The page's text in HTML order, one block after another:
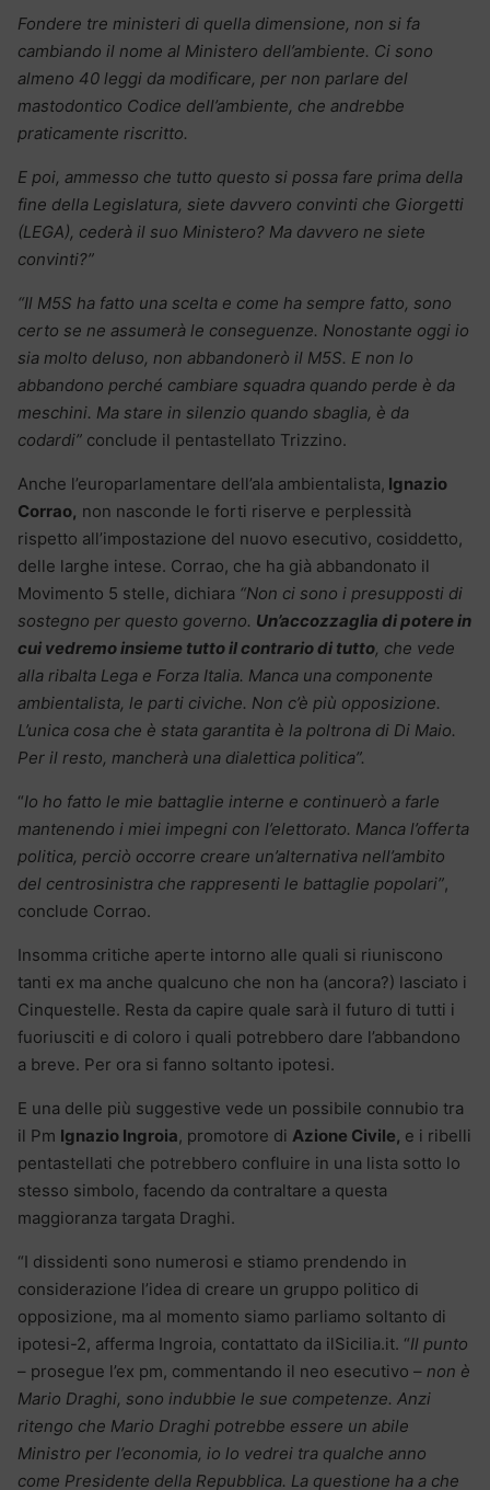
Fondere tre ministeri di quella dimensione, non si fa
cambiando il nome al Ministero dell’ambiente. Ci sono
almeno 40 leggi da modificare, per non parlare del
mastodontico Codice dell’ambiente, che andrebbe
praticamente riscritto.
E poi, ammesso che tutto questo si possa fare prima della
fine della Legislatura, siete davvero convinti che Giorgetti
(LEGA), cederà il suo Ministero? Ma davvero ne siete
convinti?”
“Il M5S ha fatto una scelta e come ha sempre fatto, sono
certo se ne assumerà le conseguenze. Nonostante oggi io
sia molto deluso, non abbandonerò il M5S. E non lo
abbandono perché cambiare squadra quando perde è da
meschini. Ma stare in silenzio quando sbaglia, è da
codardi” conclude il pentastellato Trizzino.
Anche l’europarlamentare dell’ala ambientalista, Ignazio
Corrao, non nasconde le forti riserve e perplessità
rispetto all’impostazione del nuovo esecutivo, cosiddetto,
delle larghe intese. Corrao, che ha già abbandonato il
Movimento 5 stelle, dichiara “Non ci sono i presupposti di
sostegno per questo governo. Un’accozzaglia di potere in
cui vedremo insieme tutto il contrario di tutto, che vede
alla ribalta Lega e Forza Italia. Manca una componente
ambientalista, le parti civiche. Non c’è più opposizione.
L’unica cosa che è stata garantita è la poltrona di Di Maio.
Per il resto, mancherà una dialettica politica”.
“Io ho fatto le mie battaglie interne e continuerò a farle
mantenendo i miei impegni con l’elettorato. Manca l’offerta
politica, perciò occorre creare un’alternativa nell’ambito
del centrosinistra che rappresenti le battaglie popolari”,
conclude Corrao.
Insomma critiche aperte intorno alle quali si riuniscono
tanti ex ma anche qualcuno che non ha (ancora?) lasciato i
Cinquestelle. Resta da capire quale sarà il futuro di tutti i
fuoriusciti e di coloro i quali potrebbero dare l’abbandono
a breve. Per ora si fanno soltanto ipotesi.
E una delle più suggestive vede un possibile connubio tra
il Pm Ignazio Ingroia, promotore di Azione Civile, e i ribelli
pentastellati che potrebbero confluire in una lista sotto lo
stesso simbolo, facendo da contraltare a questa
maggioranza targata Draghi.
“I dissidenti sono numerosi e stiamo prendendo in
considerazione l’idea di creare un gruppo politico di
opposizione, ma al momento siamo parliamo soltanto di
ipotesi-2, afferma Ingroia, contattato da ilSicilia.it. “Il punto
– prosegue l’ex pm, commentando il neo esecutivo – non è
Mario Draghi, sono indubbie le sue competenze. Anzi
ritengo che Mario Draghi potrebbe essere un abile
Ministro per l’economia, io lo vedrei tra qualche anno
come Presidente della Repubblica. La questione ha a che